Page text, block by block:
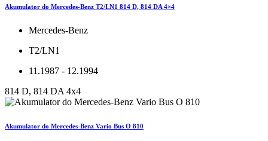
Akumulator do Mercedes-Benz T2/LN1 814 D, 814 DA 4×4
Mercedes-Benz
T2/LN1
11.1987 - 12.1994
814 D, 814 DA 4x4
Akumulator do Mercedes-Benz Vario Bus O 810